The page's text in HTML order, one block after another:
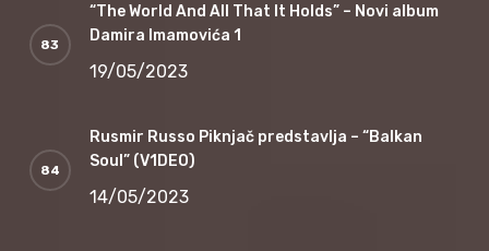
“The World And All That It Holds” – Novi album
Damira Imamovića 1
19/05/2023
Rusmir Russo Piknjač predstavlja – “Balkan
Soul” (V1DEO)
14/05/2023